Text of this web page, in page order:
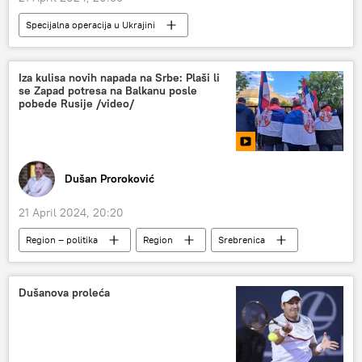
Specijalna operacija u Ukrajini
Specijalna vojna operacija u Ukrajini – vesti
Rusija
Rusija – politika
Iza kulisa novih napada na Srbe: Plaši li
se Zapad potresa na Balkanu posle
pobede Rusije /video/
Dušan Proroković
21 April 2024, 20:20
Region – politika Region
Srebrenica
Bosna i Hercegovina (BiH)
Republika Srpska (RS)
Analize i mišljenja
Srbija
Dušanova proleća